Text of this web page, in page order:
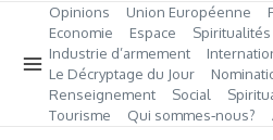
Opinions Union Européenne
Economie
Espace Spiritualités
Industrie d’armement
Le Décryptage du Jour
Renseignement
Social
Tourisme
Qui sommes‑nous?